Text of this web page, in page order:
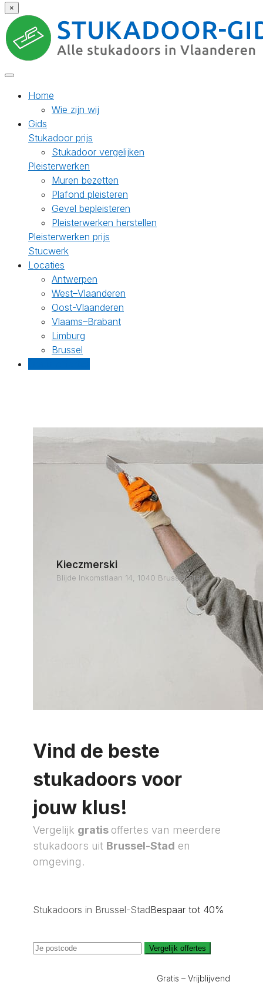
×
Home
Wie zijn wij
Gids
Stukadoor prijs
Stukadoor vergelijken
Pleisterwerken
Muren bezetten
Plafond pleisteren
Gevel bepleisteren
Pleisterwerken herstellen
Pleisterwerken prijs
Stucwerk
Locaties
Antwerpen
West–Vlaanderen
Oost-Vlaanderen
Vlaams–Brabant
Limburg
Brussel
Kieczmerski
Blijde Inkomstlaan 14, 1040 Brussel-Stad
Vind de beste
stukadoors voor
jouw klus!
Vergelijk gratis offertes van meerdere
stukadoors uit Brussel-Stad en
omgeving.
Stukadoors in Brussel-StadBespaar tot 40%
Vergelijk offertes
Gratis – Vrijblijvend